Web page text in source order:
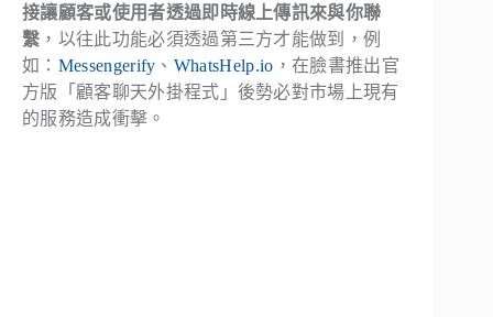
接讓顧客或使用者透過即時線上傳訊來與你聯
繫 ，以往此功能必須透過第三方才能做到，例
如： Messengerify 、 WhatsHelp.io ，在臉書推出官
方版「顧客聊天外掛程式」後勢必對市場上現有
的服務造成衝擊。